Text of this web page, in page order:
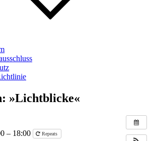
»Lichtblicke«
– 18:00 Repeats